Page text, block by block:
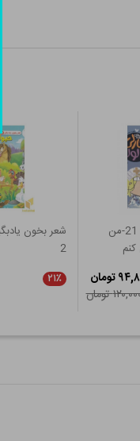
قصه های چارلی ولولا 21-من
تومان
تومان
شعر بخون
2
۲۱٪